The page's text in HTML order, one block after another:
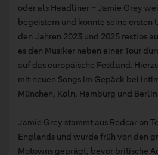
oder als Headliner – Jamie Grey
begeistern und konnte seine ersten
den Jahren 2023 und 2025 restlos
es den Musiker neben einer Tour
auf das europäische Festland.
mit neuen Songs im Gepäck bei
München, Köln, Hamburg und
Jamie Grey stammt aus Redcar on
Englands und wurde früh von den
Motowns geprägt, bevor britische